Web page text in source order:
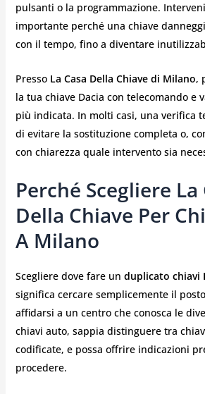
pulsanti o la programmazione.
importante perché una chiave
con il tempo, fino a diventare
Presso La Casa Della Chiave di Milano,
la tua chiave Dacia con telecomando e
più indicata. In molti casi, una verifica
di evitare la sostituzione completa o,
con chiarezza quale intervento sia
Perché Scegliere La
Della Chiave Per
A Milano
Scegliere dove fare un duplicato chiavi
significa cercare semplicemente il
affidarsi a un centro che conosca le
chiavi auto, sappia distinguere tra
codificate, e possa offrire indicazioni
procedere.